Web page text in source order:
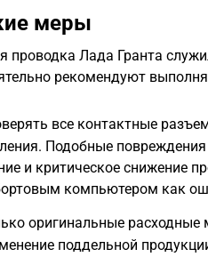
меры
проводка Лада Гранта
рекомендуют
все контактные
Подобные
и критическое снижение
компьютером как
оригинальные
поддельной